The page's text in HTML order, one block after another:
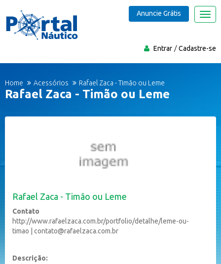
Entrar Cadastre-se
Anuncie Grátis
Home Acessórios Rafael Zaca - Timão ou Leme
Rafael Zaca - Timão ou Leme
Rafael Zaca - Timão ou Leme
Contato
http://www.rafaelzaca.com.br/portfolio/detalhe/leme-ou-
timao | contato@rafaelzaca.com.br
Descrição: